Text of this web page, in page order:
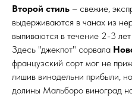
Второй стиль – свежие,
выдерживаются в чанах из
выпиваются в течение 2-3
Здесь "джекпот" сорвала
французский сорт мог не
лишив винодельни прибыли,
долины Мальборо виноград